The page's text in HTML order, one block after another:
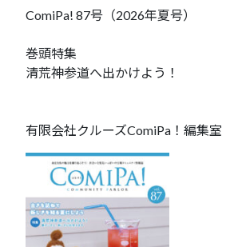
ComiPa! 87号（2026年夏号）
巻頭特集
清荒神参道へ出かけよう！
有限会社クルーズComiPa！編集室